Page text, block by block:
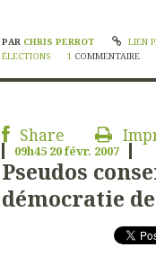
PAR CHRIS PERROT LIEN
ÉLECTIONS
1 COMMENTAIRE
Share
09h45 20févr. 2007
Pseudos
démocratie